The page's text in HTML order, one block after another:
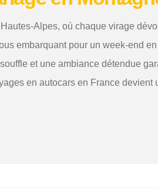
Alpes, où chaque virage
embarquant pour un week-end
et une ambiance détendue
en autocars en France devient